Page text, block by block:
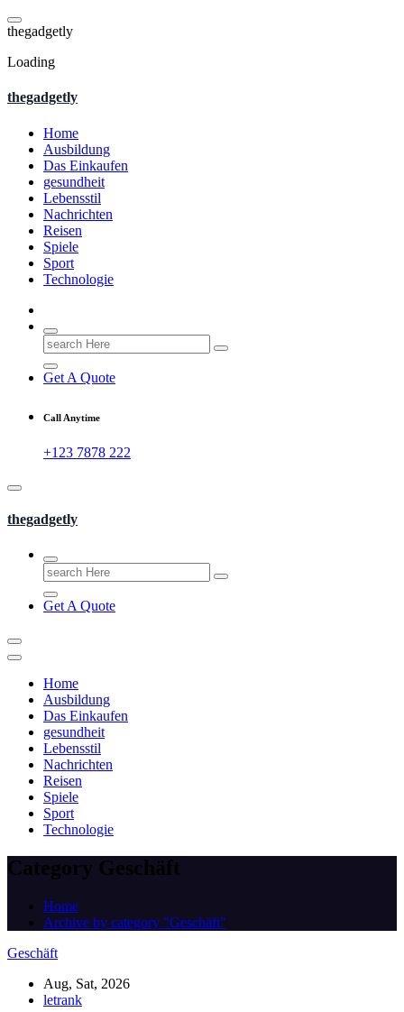
Skip
to
thegadgetly
Loading
thegadgetly
Home
Ausbildung
Das Einkaufen
gesundheit
Lebensstil
Nachrichten
Reisen
Spiele
Sport
Technologie
Search
for:
Get A Quote
Call Anytime
+123 7878 222
thegadgetly
Search
for:
Get A Quote
Home
Ausbildung
Das Einkaufen
gesundheit
Lebensstil
Nachrichten
Reisen
Spiele
Sport
Technologie
Category Geschäft
Home
Archive by category "Geschäft"
Geschäft
Aug, Sat, 2026
letrank